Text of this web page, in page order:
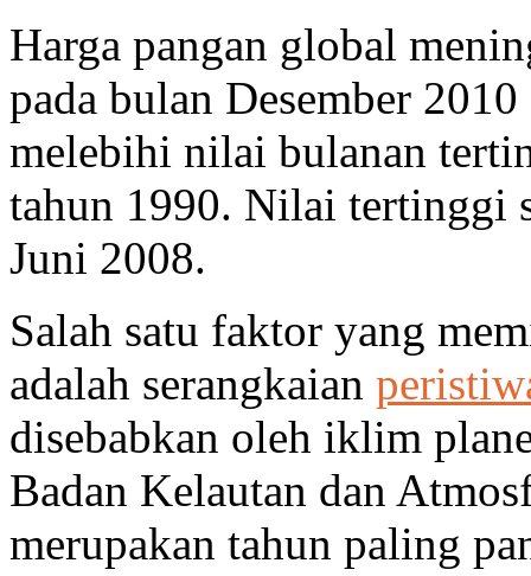
Harga pangan global
pada bulan Desember
melebihi nilai bulanan
tahun 1990. Nilai tertinggi
Juni 2008.
Salah satu faktor yang
adalah serangkaian
disebabkan oleh iklim
Badan Kelautan dan
merupakan tahun paling